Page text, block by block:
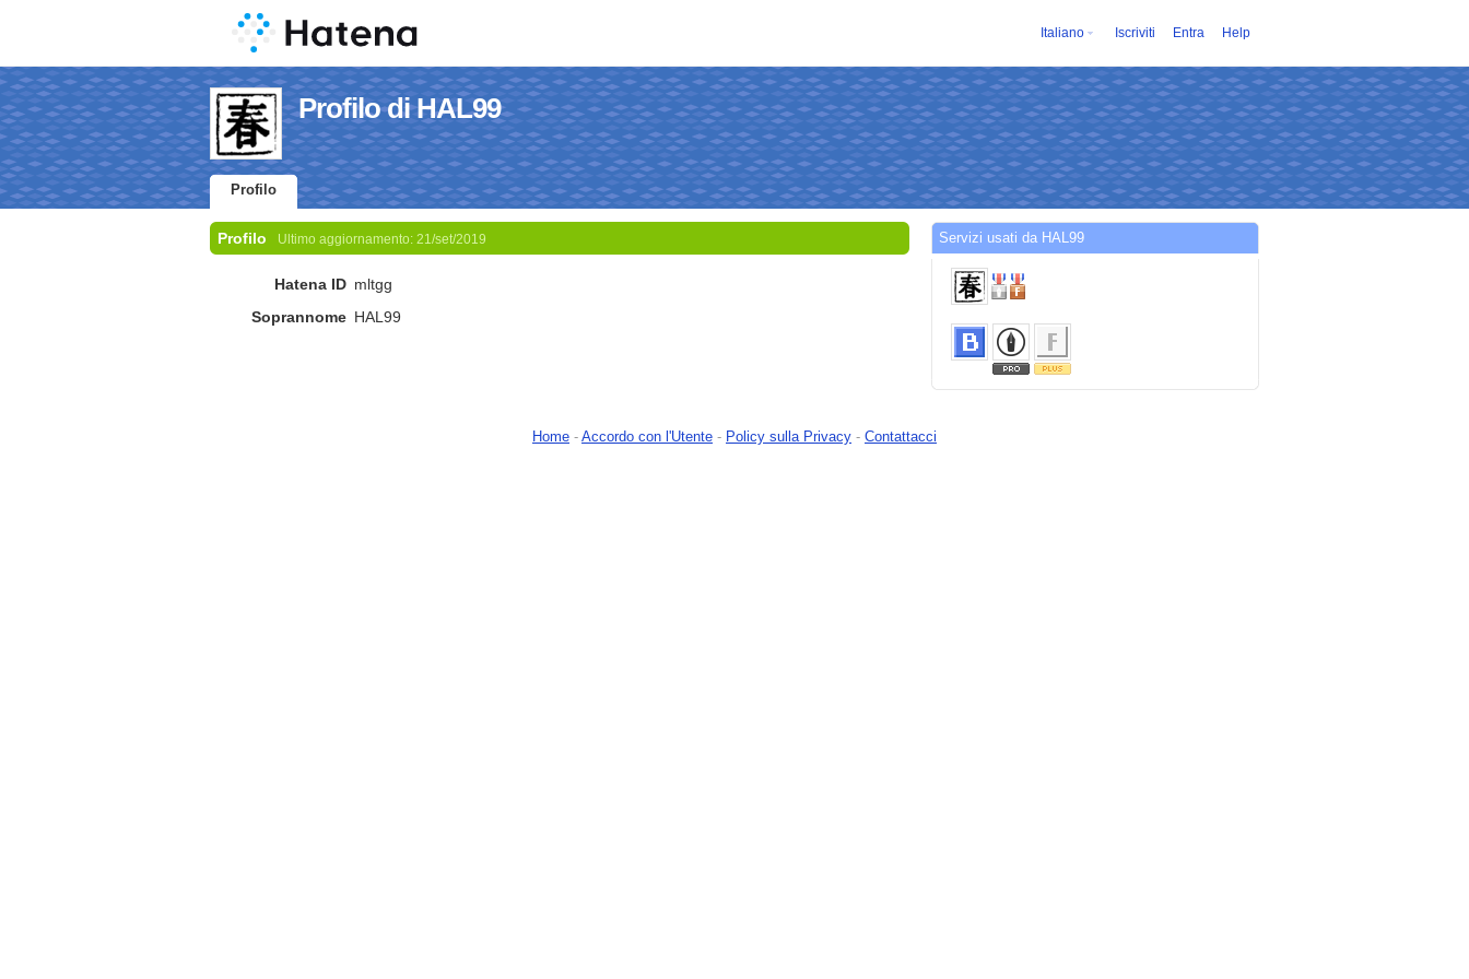
Italiano Iscriviti Entra Help
Profilo di HAL99
Profilo
Profilo Ultimo aggiornamento: 21/set/2019
Hatena ID mltgg
Soprannome HAL99
Servizi usati da HAL99
Home - Accordo con l'Utente - Policy sulla Privacy - Contattacci